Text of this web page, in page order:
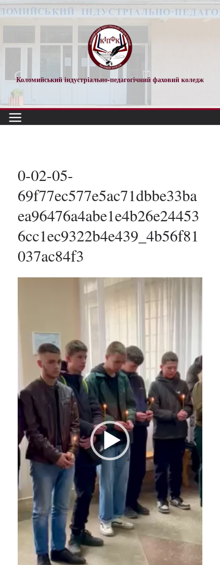
Перейти
до
Коломийський індустріально-педагогічний фаховий коледж
0-02-05-
69f77ec577e5ac71dbbe33ba
ea96476a4abe1e4b26e24453
6cc1ec9322b4e439_4b56f81
037ac84f3